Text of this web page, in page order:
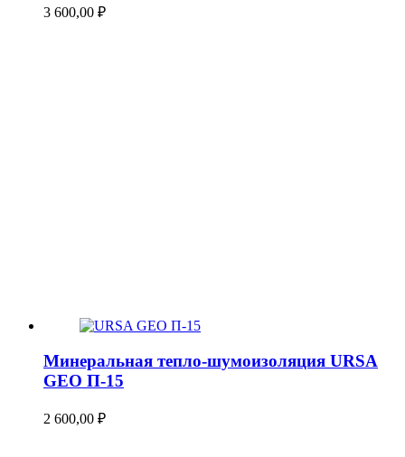
3 600,00 ₽
Минеральная тепло-шумоизоляция URSA
GEO П-15
2 600,00 ₽